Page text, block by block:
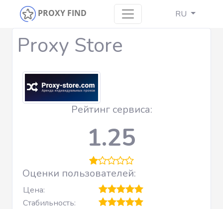
PROXY FIND RU
Proxy Store
Рейтинг сервиса:
1.25
Оценки пользователей:
Цена:
Стабильность: